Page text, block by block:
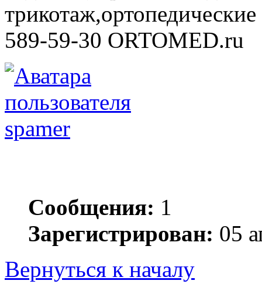
589-59-30 ORTOMED.ru
spamer
Сообщения: 1
Зарегистрирован: 05
Вернуться к началу